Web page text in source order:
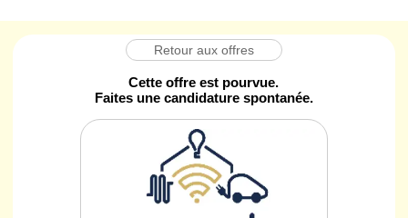
Retour aux offres
Cette offre est pourvue.
Faites une candidature spontanée.